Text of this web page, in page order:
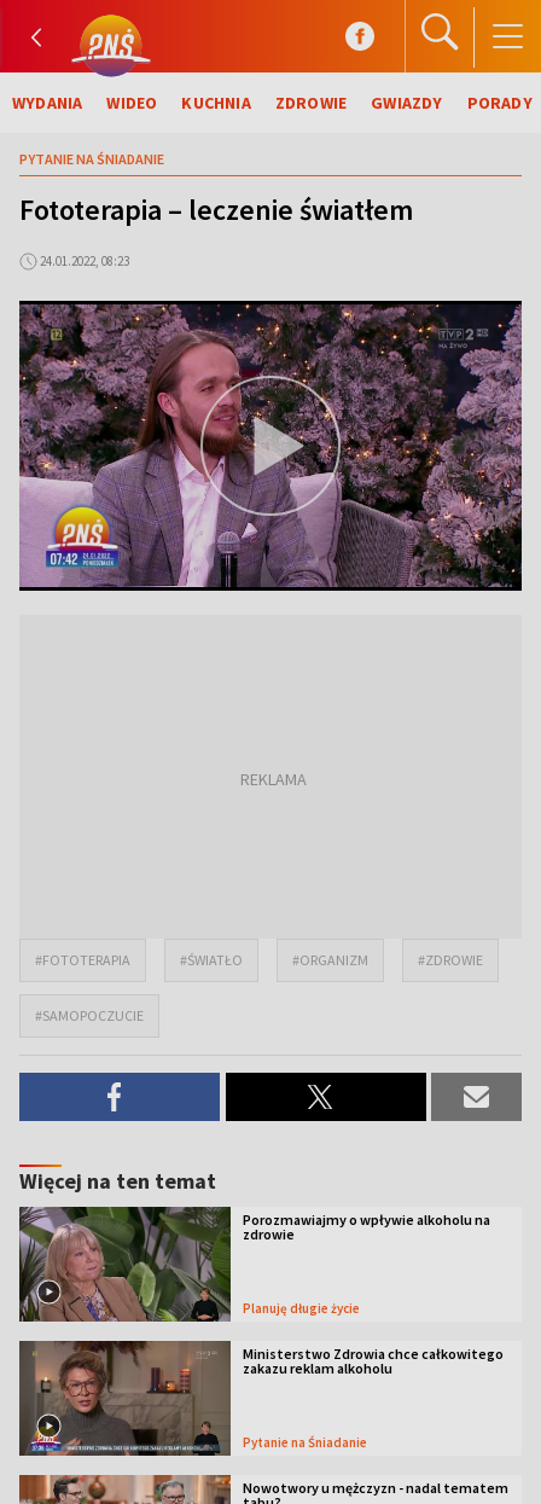
WYDANIA WIDEO KUCHNIA ZDROWIE GWIAZDY PORADY
PYTANIE NA ŚNIADANIE
Fototerapia – leczenie światłem
24.01.2022, 08:23
#FOTOTERAPIA #ŚWIATŁO #ORGANIZM #ZDROWIE
#SAMOPOCZUCIE
Więcej na ten temat
Porozmawiajmy o wpływie alkoholu na
zdrowie
Planuję długie życie
Ministerstwo Zdrowia chce całkowitego
zakazu reklam alkoholu
Pytanie na Śniadanie
Nowotwory u mężczyzn - nadal tematem